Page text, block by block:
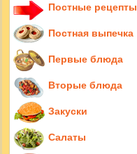
Постные рецепты
Постная выпечка
Первые блюда
Вторые блюда
Закуски
Салаты